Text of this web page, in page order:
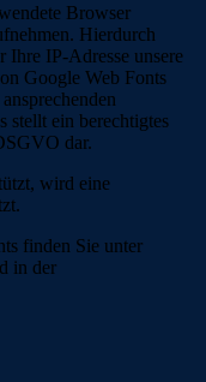
Browser
Hierdurch
Ihre IP-Adresse unsere
Google Web Fonts
stellt ein berechtigtes
dar.
wird eine
finden Sie unter
in der